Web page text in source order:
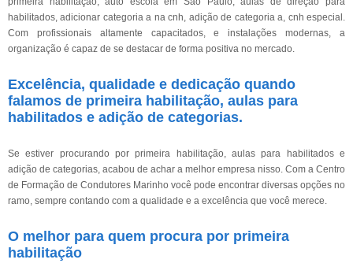
habilitados, adicionar categoria a na cnh, adição de categoria a, cnh especial.
Com profissionais altamente capacitados, e instalações modernas, a
organização é capaz de se destacar de forma positiva no mercado.
Excelência, qualidade e dedicação quando
falamos de primeira habilitação, aulas para
habilitados e adição de categorias.
Se estiver procurando por primeira habilitação, aulas para habilitados e
adição de categorias, acabou de achar a melhor empresa nisso. Com a Centro
de Formação de Condutores Marinho você pode encontrar diversas opções no
ramo, sempre contando com a qualidade e a excelência que você merece.
O melhor para quem procura por primeira
habilitação